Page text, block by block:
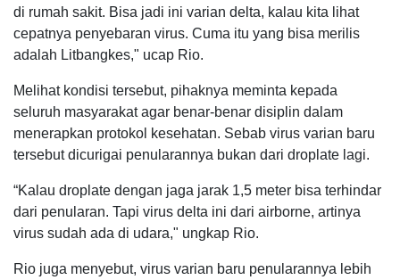
di rumah sakit. Bisa jadi ini varian delta, kalau kita lihat
cepatnya penyebaran virus. Cuma itu yang bisa merilis
adalah Litbangkes," ucap Rio.
Melihat kondisi tersebut, pihaknya meminta kepada
seluruh masyarakat agar benar-benar disiplin dalam
menerapkan protokol kesehatan. Sebab virus varian baru
tersebut dicurigai penularannya bukan dari droplate lagi.
“Kalau droplate dengan jaga jarak 1,5 meter bisa terhindar
dari penularan. Tapi virus delta ini dari airborne, artinya
virus sudah ada di udara," ungkap Rio.
Rio juga menyebut, virus varian baru penularannya lebih